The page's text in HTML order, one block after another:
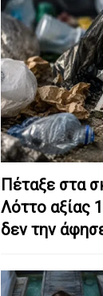
Πέταξε στα
Λόττο αξίας
δεν την